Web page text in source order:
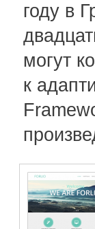
году в
могут
к